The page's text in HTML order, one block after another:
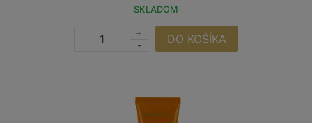
SKLADOM
+
-
DO KOŠÍKA